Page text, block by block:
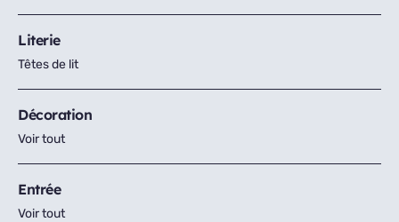
Literie
Têtes de lit
Décoration
Voir tout
Entrée
Voir tout